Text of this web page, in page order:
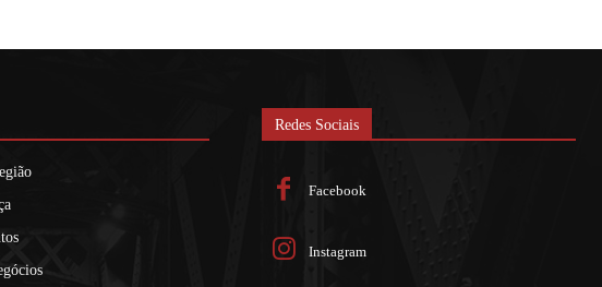
Redes Sociais
Facebook
Instagram